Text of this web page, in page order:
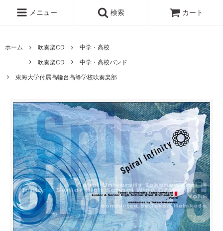
メニュー 検索 カート
ホーム 吹奏楽CD
中学・高校
吹奏楽CD
中学・高校バンド
東海大学付属高輪台高等学校吹奏楽部